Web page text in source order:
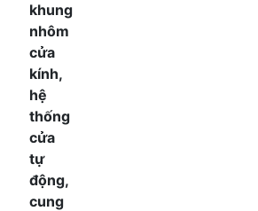
khung
nhôm
cửa
kính,
hệ
thống
cửa
tự
động,
cung